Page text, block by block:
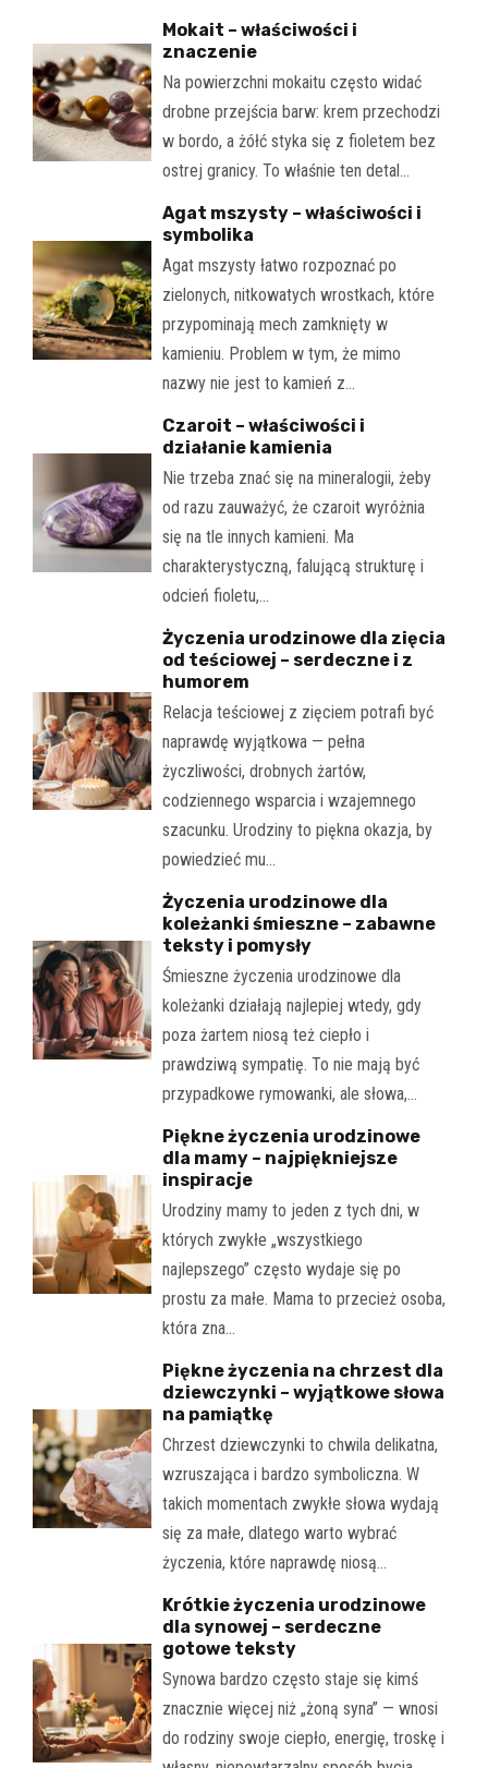
Mokait – właściwości i
znaczenie
Na powierzchni mokaitu często widać
drobne przejścia barw: krem przechodzi
w bordo, a żółć styka się z fioletem bez
ostrej granicy. To właśnie ten detal…
Agat mszysty – właściwości i
symbolika
Agat mszysty łatwo rozpoznać po
zielonych, nitkowatych wrostkach, które
przypominają mech zamknięty w
kamieniu. Problem w tym, że mimo
nazwy nie jest to kamień z…
Czaroit – właściwości i
działanie kamienia
Nie trzeba znać się na mineralogii, żeby
od razu zauważyć, że czaroit wyróżnia
się na tle innych kamieni. Ma
charakterystyczną, falującą strukturę i
odcień fioletu,…
Życzenia urodzinowe dla zięcia
od teściowej – serdeczne i z
humorem
Relacja teściowej z zięciem potrafi być
naprawdę wyjątkowa — pełna
życzliwości, drobnych żartów,
codziennego wsparcia i wzajemnego
szacunku. Urodziny to piękna okazja, by
powiedzieć mu…
Życzenia urodzinowe dla
koleżanki śmieszne – zabawne
teksty i pomysły
Śmieszne życzenia urodzinowe dla
koleżanki działają najlepiej wtedy, gdy
poza żartem niosą też ciepło i
prawdziwą sympatię. To nie mają być
przypadkowe rymowanki, ale słowa,…
Piękne życzenia urodzinowe
dla mamy – najpiękniejsze
inspiracje
Urodziny mamy to jeden z tych dni, w
których zwykłe „wszystkiego
najlepszego” często wydaje się po
prostu za małe. Mama to przecież osoba,
która zna…
Piękne życzenia na chrzest dla
dziewczynki – wyjątkowe słowa
na pamiątkę
Chrzest dziewczynki to chwila delikatna,
wzruszająca i bardzo symboliczna. W
takich momentach zwykłe słowa wydają
się za małe, dlatego warto wybrać
życzenia, które naprawdę niosą…
Krótkie życzenia urodzinowe
dla synowej – serdeczne
gotowe teksty
Synowa bardzo często staje się kimś
znacznie więcej niż „żoną syna” — wnosi
do rodziny swoje ciepło, energię, troskę i